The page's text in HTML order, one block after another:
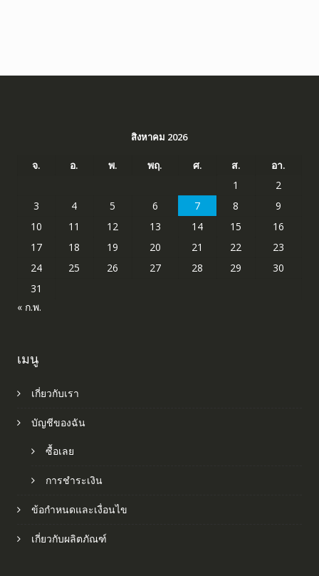
สิงหาคม 2026
จ. อ. พ. พฤ. ศ. ส.
อา.
1
2
3
4 5 6 7 8
9
10
11 12 13 14 15
16
17
18 19 20 21 22
23
24
25 26 27 28 29
30
31
« ก.พ.
เมนู
เกี่ยวกับเรา
บัญชีของฉัน
ซื้อเลย
การชำระเงิน
ข้อกำหนดและเงื่อนไข
เกี่ยวกับผลิตภัณฑ์